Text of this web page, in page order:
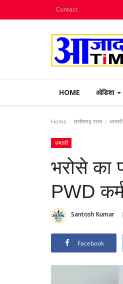
Contact
HOME ओडिशा
Home छत्तीसगढ़ राज्य धमतरी
धमतरी
भरोसे का
PWD
Santosh Kumar
Facebook